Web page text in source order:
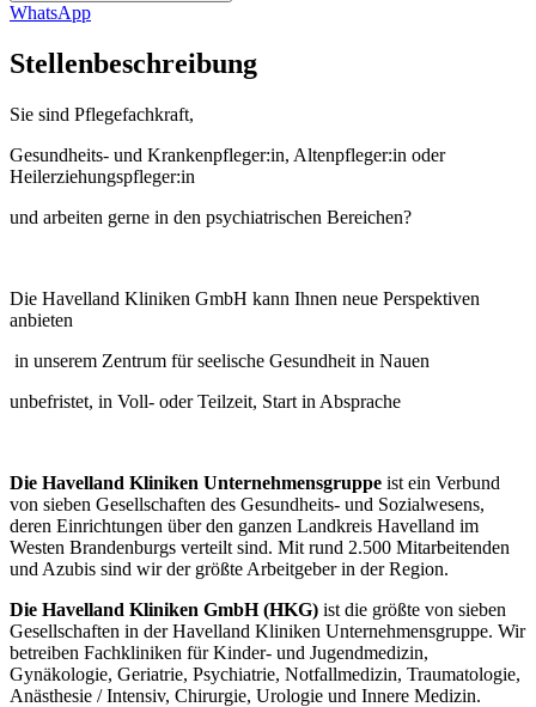
WhatsApp
Stellenbeschreibung
Sie sind Pflegefachkraft,
Gesundheits- und Krankenpfleger:in, Altenpfleger:in oder
Heilerziehungspfleger:in
und arbeiten gerne in den psychiatrischen Bereichen?
Die Havelland Kliniken GmbH kann Ihnen neue Perspektiven
anbieten
in unserem Zentrum für seelische Gesundheit in Nauen
unbefristet, in Voll- oder Teilzeit, Start in Absprache
Die Havelland Kliniken Unternehmensgruppe ist ein Verbund
von sieben Gesellschaften des Gesundheits- und Sozialwesens,
deren Einrichtungen über den ganzen Landkreis Havelland im
Westen Brandenburgs verteilt sind. Mit rund 2.500 Mitarbeitenden
und Azubis sind wir der größte Arbeitgeber in der Region.
Die Havelland Kliniken GmbH (HKG) ist die größte von sieben
Gesellschaften in der Havelland Kliniken Unternehmensgruppe. Wir
betreiben Fachkliniken für Kinder- und Jugendmedizin,
Gynäkologie, Geriatrie, Psychiatrie, Notfallmedizin, Traumatologie,
Anästhesie / Intensiv, Chirurgie, Urologie und Innere Medizin.